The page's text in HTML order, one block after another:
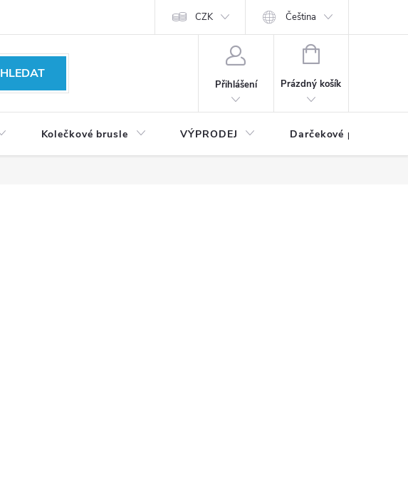
CZK Čeština
HLEDAT
Přihlášení
NÁKUPNÍ
Prázdný košík
Kolečkové brusle VÝPRODEJ Darčekové poukážky